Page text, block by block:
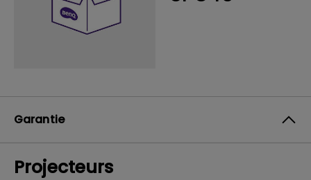
Garantie
Projecteurs